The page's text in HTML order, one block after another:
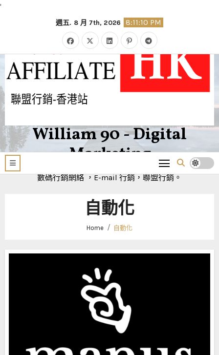
'
週五. 8 月 7th, 2026 8:11:10 PM
William 90 - Digital
Marketing
數碼行銷網絡 ，E-mail 行銷，聯盟行銷。
自動化
Home 自動化